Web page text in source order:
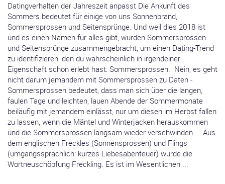
Datingverhalten der Jahreszeit anpasst Die Ankunft des
Sommers bedeutet für einige von uns Sonnenbrand,
Sommersprossen und Seitensprünge. Und weil dies 2018 ist
und es einen Namen für alles gibt, wurden Sommersprossen
und Seitensprünge zusammengebracht, um einen Dating-Trend
zu identifizieren, den du wahrscheinlich in irgendeiner
Eigenschaft schon erlebt hast: Sommersprossen. Nein, es geht
nicht darum jemandem mit Sommersprossen zu Daten -
Sommersprossen bedeutet, dass man sich über die langen,
faulen Tage und leichten, lauen Abende der Sommermonate
beiläufig mit jemandem einlässt, nur um diesen im Herbst fallen
zu lassen, wenn die Mäntel und Winterjacken herauskommen
und die Sommersprossen langsam wieder verschwinden. Aus
dem englischen Freckles (Sonnensprossen) und Flings
(umgangssprachlich: kurzes Liebesabenteuer) wurde die
Wortneuschöpfung Freckling. Es ist im Wesentlichen ...